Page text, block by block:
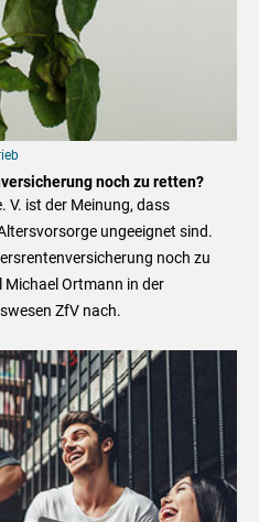
noch zu retten?
V. ist der Meinung, dass
ungeeignet sind.
noch zu
Michael Ortmann in der
ZfV nach.